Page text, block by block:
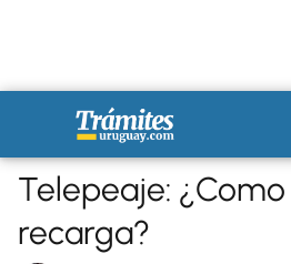
Telepeaje:
recarga?